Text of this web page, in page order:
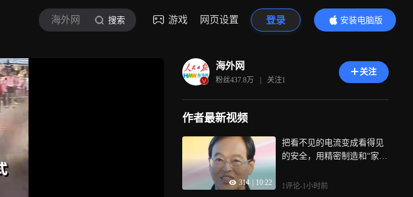
海外网 搜索 游戏 网页设置 登录
安装电脑版
内容更精彩
海外网
粉丝437.8万 | 关注1
关注
作者最新视频
314 10:22
把看不见的电流变成看得见
的安全，用精密制造和“家文
1评论-1小时前